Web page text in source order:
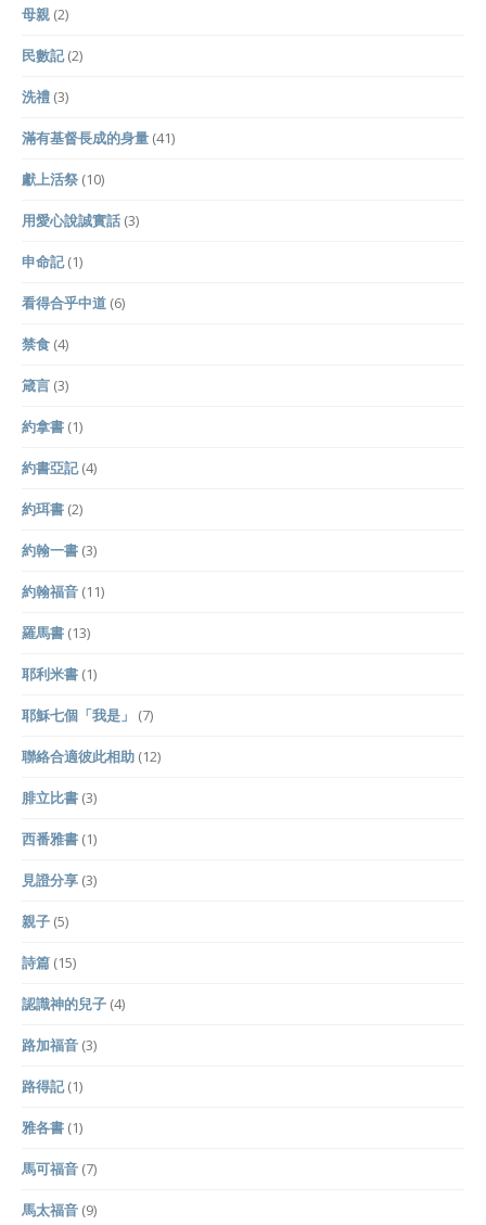
母親 (2)
民數記(2)
洗禮 (3)
滿有基督長成的身量 (41)
獻上活祭 (10)
用愛心說誠實話 (3)
申命記(1)
看得合乎中道 (6)
禁食 (4)
箴言 (3)
約拿書 (1)
約書亞記(4)
約珥書 (2)
約翰一書 (3)
約翰福音 (11)
羅馬書 (13)
耶利米書 (1)
耶穌七個「我是」 (7)
聯絡合適彼此相助 (12)
腓立比書 (3)
西番雅書 (1)
見證分享 (3)
親子 (5)
詩篇 (15)
認識神的兒子 (4)
路加福音 (3)
路得記(1)
雅各書 (1)
馬可福音 (7)
馬太福音 (9)